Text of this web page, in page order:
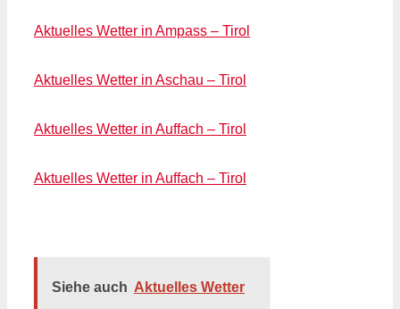
Aktuelles Wetter in Ampass – Tirol
Aktuelles Wetter in Aschau – Tirol
Aktuelles Wetter in Auffach – Tirol
Aktuelles Wetter in Auffach – Tirol
Siehe auch Aktuelles Wetter